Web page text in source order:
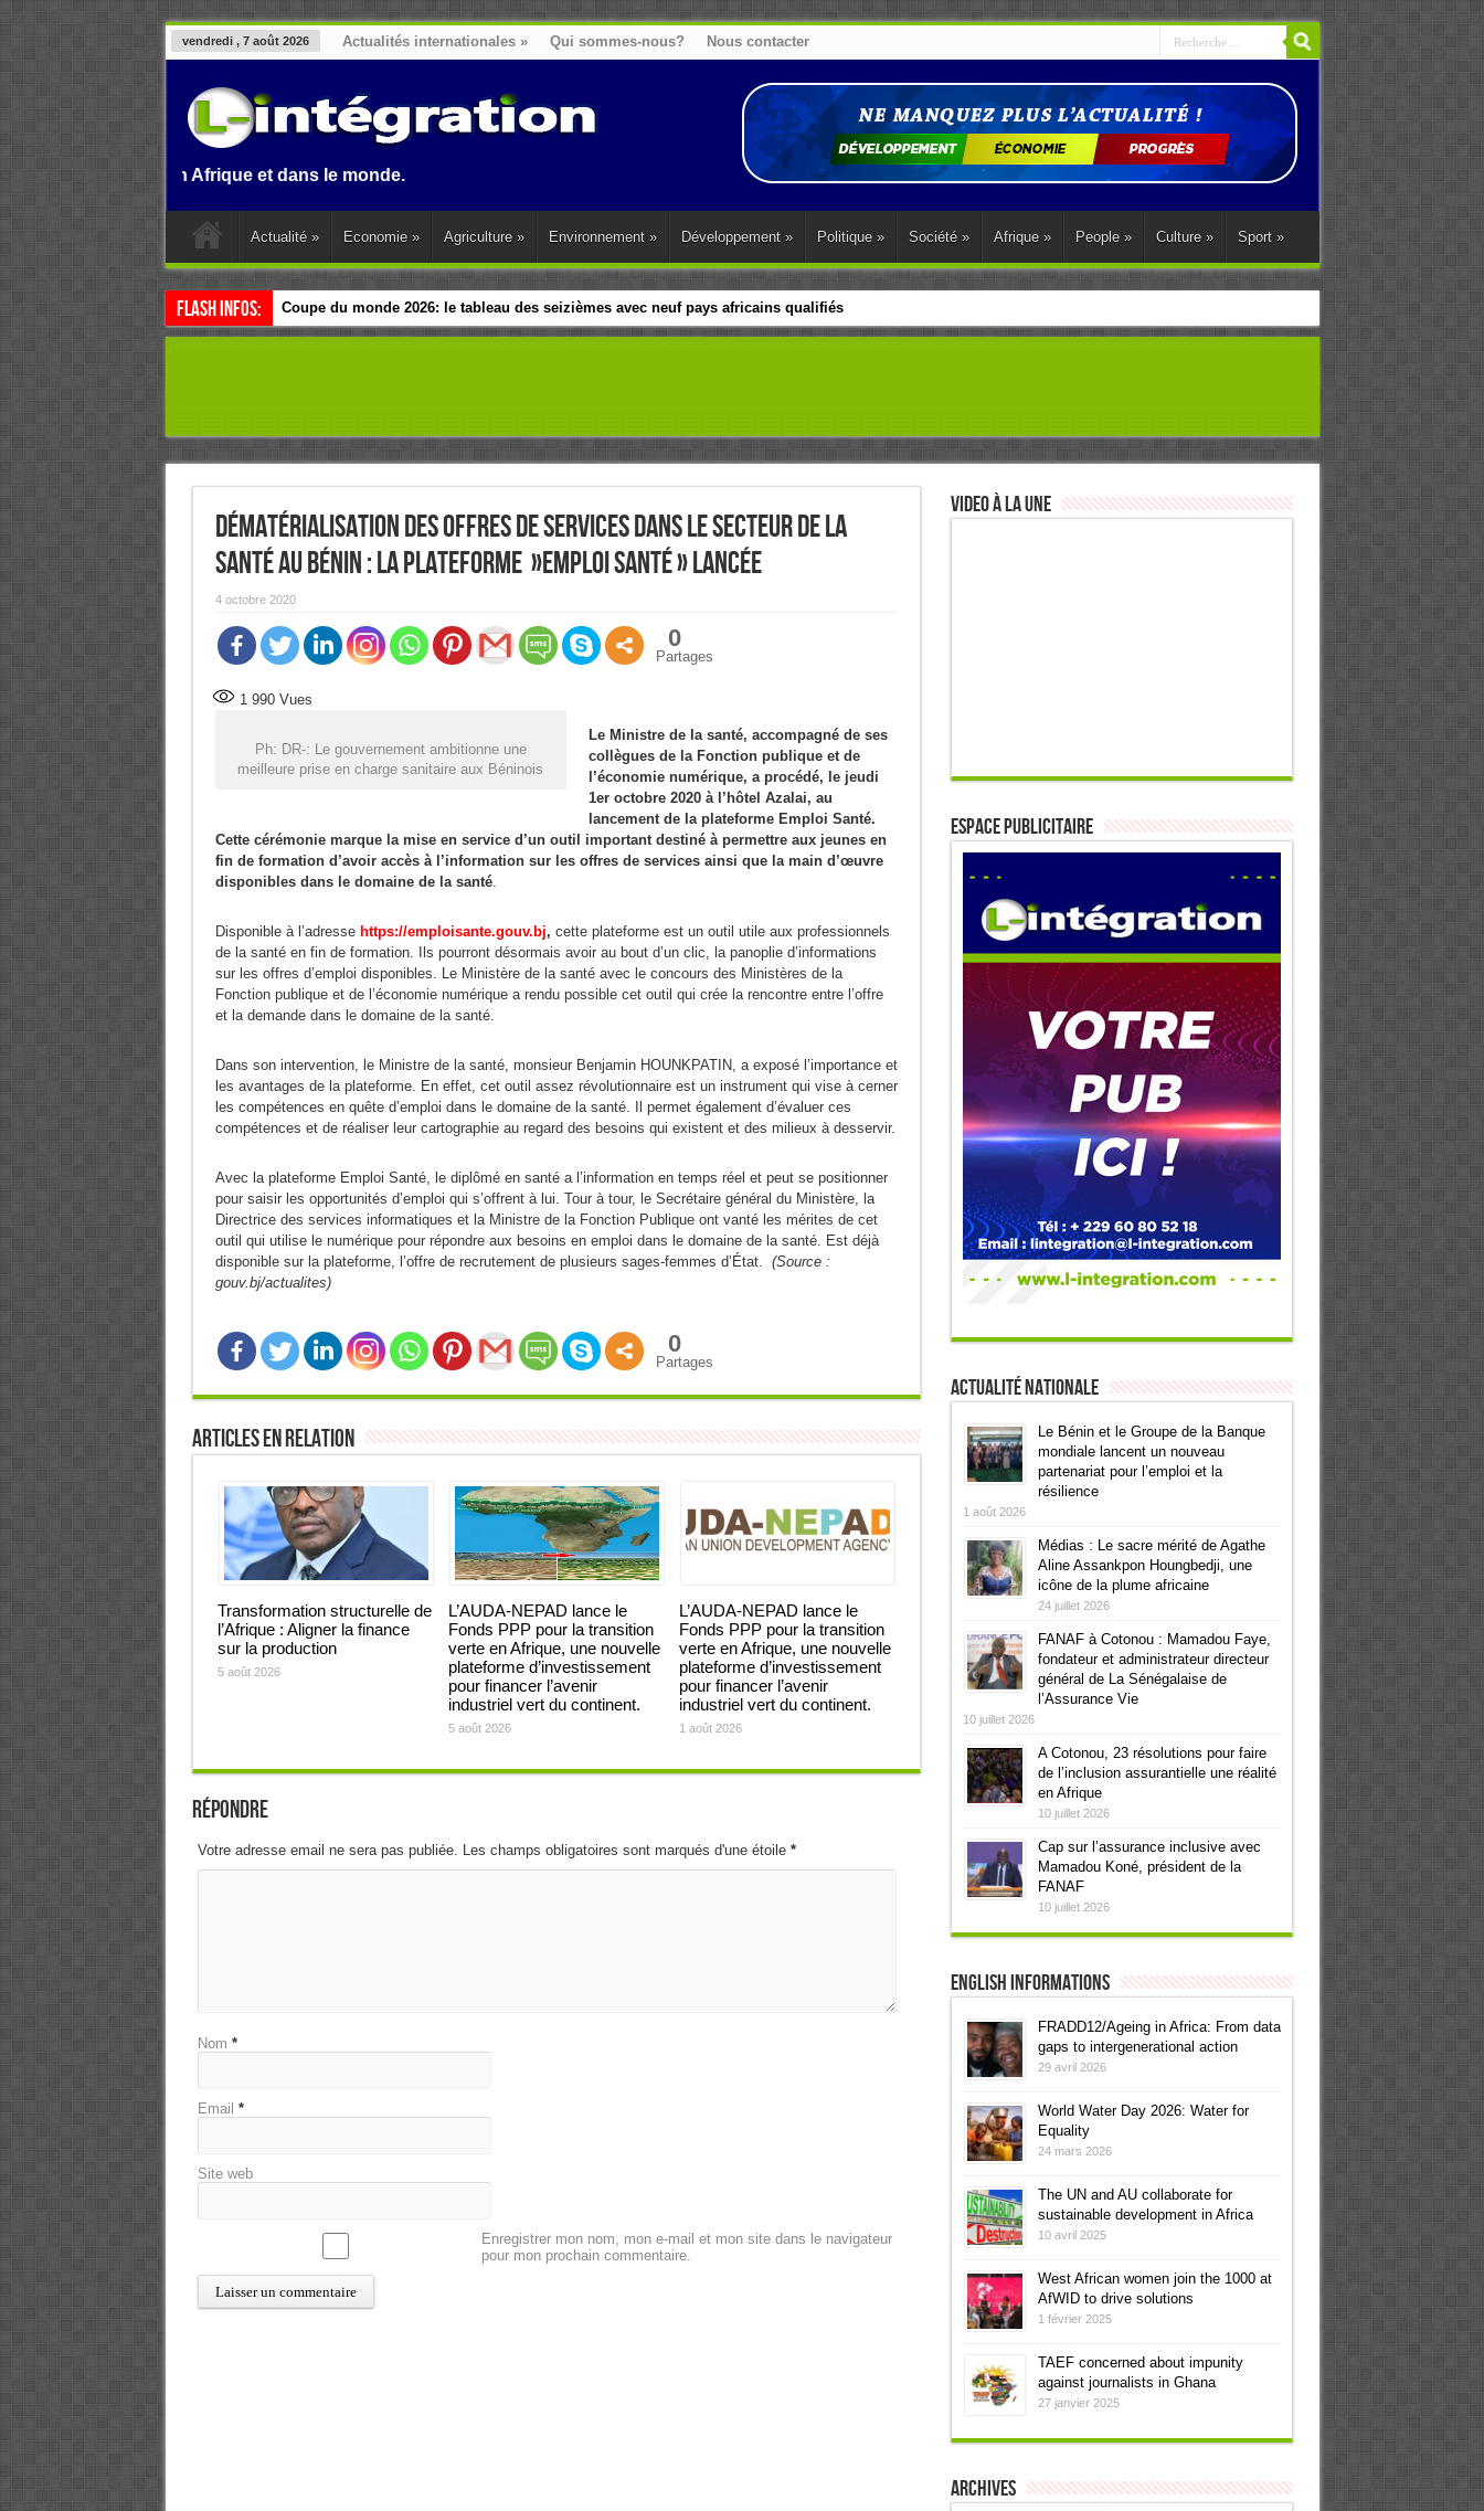
vendredi , 7 août 2026 Actualités internationales » Qui sommes-nous? Nous contacter
au Benin, en Afrique et dans le monde.
Actualité » Economie » Agriculture » Environnement » Développement » Politique » Société » Afrique » People » Culture » Sport »
Flash Infos: Coupe du monde 2026: le tableau des seizièmes avec neuf pays africains qualifiés
Dématérialisation des offres de services dans le secteur de la
santé au Bénin : La plateforme »Emploi Santé » lancée
4 octobre 2020
0
Partages
1 990Vues
Ph: DR-: Le gouvernement ambitionne une
meilleure prise en charge sanitaire aux Béninois
Le Ministre de la santé, accompagné de ses
collègues de la Fonction publique et de
l’économie numérique, a procédé, le jeudi
1er octobre 2020 à l’hôtel Azalai, au
lancement de la plateforme Emploi Santé.
Cette cérémonie marque la mise en service d’un outil important destiné à permettre aux jeunes en
fin de formation d’avoir accès à l’information sur les offres de services ainsi que la main d’œuvre
disponibles dans le domaine de la santé.
Disponible à l’adresse https://emploisante.gouv.bj, cette plateforme est un outil utile aux professionnels
de la santé en fin de formation. Ils pourront désormais avoir au bout d’un clic, la panoplie d’informations
sur les offres d’emploi disponibles. Le Ministère de la santé avec le concours des Ministères de la
Fonction publique et de l’économie numérique a rendu possible cet outil qui crée la rencontre entre l’offre
et la demande dans le domaine de la santé.
Dans son intervention, le Ministre de la santé, monsieur Benjamin HOUNKPATIN, a exposé l’importance et
les avantages de la plateforme. En effet, cet outil assez révolutionnaire est un instrument qui vise à cerner
les compétences en quête d’emploi dans le domaine de la santé. Il permet également d’évaluer ces
compétences et de réaliser leur cartographie au regard des besoins qui existent et des milieux à desservir.
Avec la plateforme Emploi Santé, le diplômé en santé a l’information en temps réel et peut se positionner
pour saisir les opportunités d’emploi qui s’offrent à lui. Tour à tour, le Secrétaire général du Ministère, la
Directrice des services informatiques et la Ministre de la Fonction Publique ont vanté les mérites de cet
outil qui utilise le numérique pour répondre aux besoins en emploi dans le domaine de la santé. Est déjà
disponible sur la plateforme, l’offre de recrutement de plusieurs sages-femmes d’État. (Source :
gouv.bj/actualites)
0
Partages
Articles en relation
Transformation structurelle de
l’Afrique : Aligner la finance
sur la production
5 août 2026
L’AUDA-NEPAD lance le
Fonds PPP pour la transition
verte en Afrique, une nouvelle
plateforme d’investissement
pour financer l’avenir
industriel vert du continent.
5 août 2026
L’AUDA-NEPAD lance le
Fonds PPP pour la transition
verte en Afrique, une nouvelle
plateforme d’investissement
pour financer l’avenir
industriel vert du continent.
1 août 2026
Répondre
Votre adresse email ne sera pas publiée. Les champs obligatoires sont marqués d'une étoile *
Nom *
Email *
Site web
Enregistrer mon nom, mon e-mail et mon site dans le navigateur
pour mon prochain commentaire.
Video à la Une
ESPACE PUBLICITAIRE
Actualité Nationale
Le Bénin et le Groupe de la Banque
mondiale lancent un nouveau
partenariat pour l’emploi et la
résilience
1 août 2026
Médias : Le sacre mérité de Agathe
Aline Assankpon Houngbedji, une
icône de la plume africaine
24 juillet 2026
FANAF à Cotonou : Mamadou Faye,
fondateur et administrateur directeur
général de La Sénégalaise de
l’Assurance Vie
10 juillet 2026
A Cotonou, 23 résolutions pour faire
de l’inclusion assurantielle une réalité
en Afrique
10 juillet 2026
Cap sur l’assurance inclusive avec
Mamadou Koné, président de la
FANAF
10 juillet 2026
English informations
FRADD12/Ageing in Africa: From data
gaps to intergenerational action
29 avril 2026
World Water Day 2026: Water for
Equality
24 mars 2026
The UN and AU collaborate for
sustainable development in Africa
10 avril 2025
West African women join the 1000 at
AfWID to drive solutions
1 février 2025
TAEF concerned about impunity
against journalists in Ghana
27 janvier 2025
Archives